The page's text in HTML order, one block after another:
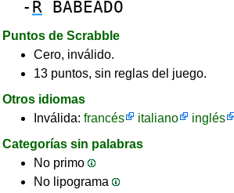
- R BABEADO
Puntos de Scrabble
Cero, inválido.
13 puntos, sin reglas del juego.
Otros idiomas
Inválida: francés italiano inglés
Categorías sin palabras
No primo
No lipograma